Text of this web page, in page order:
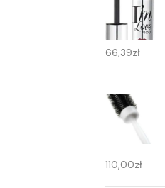
66,39zł
110,00zł